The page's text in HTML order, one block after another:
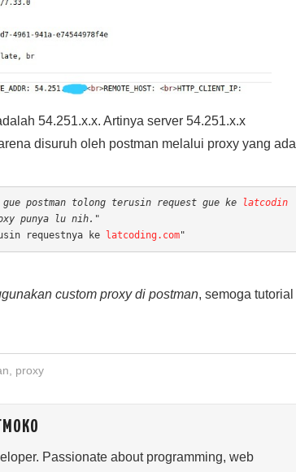
54.251.x.x. Artinya server 54.251.x.x
disuruh oleh postman melalui proxy yang ada
postman tolong terusin request gue ke
latcodin
punya lu nih."
requestnya ke
latcoding.com"
custom proxy di postman, semoga tutorial
proxy
Passionate about programming, web